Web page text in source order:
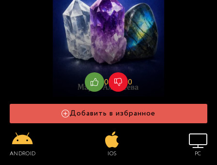
0 0
Добавить в избранное
ANDROID IOS PC